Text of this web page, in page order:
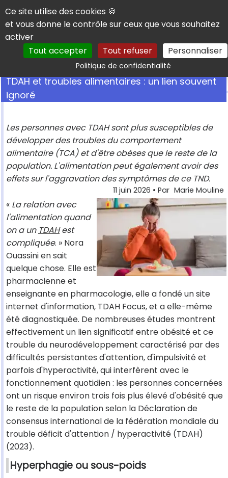
Panneau de gestion des cookies
Ce site utilise des cookies 🍪
et vous donne le contrôle sur ceux que vous souhaitez
activer
Tout accepter
Tout refuser Personnaliser
Politique de confidentialitéRechercher
TDAH et troubles alimentaires : un lien souvent
ignoré
Les personnes avec TDAH sont plus susceptibles de
développer des troubles du comportement
alimentaire (TCA) et d'être obèses que le reste de la
population. L'alimentation peut également avoir des
effets sur l'aggravation des symptômes de ce TND.
11 juin 2026 • Par Marie Mouline
« La relation avec
l'alimentation quand
on a un TDAHest
compliquée. » Nora
Ouassini en sait
quelque chose. Elle est
pharmacienne et
enseignante en pharmacologie, elle a fondé un site
internet d'information, TDAH Focus, et a elle-même
été diagnostiquée. De nombreuses études montrent
effectivement un lien significatif entre obésité et ce
trouble du neurodéveloppement caractérisé par des
difficultés persistantes d'attention, d'impulsivité et
parfois d'hyperactivité, qui interfèrent avec le
fonctionnement quotidien : les personnes concernées
ont un risque environ trois fois plus élevé d'obésité que
le reste de la population selon la Déclaration de
consensus international de la fédération mondiale du
trouble déficit d'attention / hyperactivité (TDAH)
(2023).
Hyperphagie ou sous-poids